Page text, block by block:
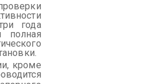
года
полная
кроме